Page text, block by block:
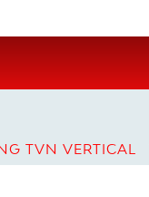
TVN VERTICAL